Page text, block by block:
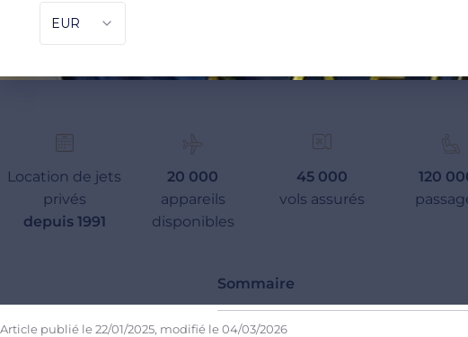
Location de jets
privés
depuis 1991
20 000
appareils
disponibles
45 000
vols assurés
120
Sommaire
Article publié le22/01/2025, modifié le04/03/2026